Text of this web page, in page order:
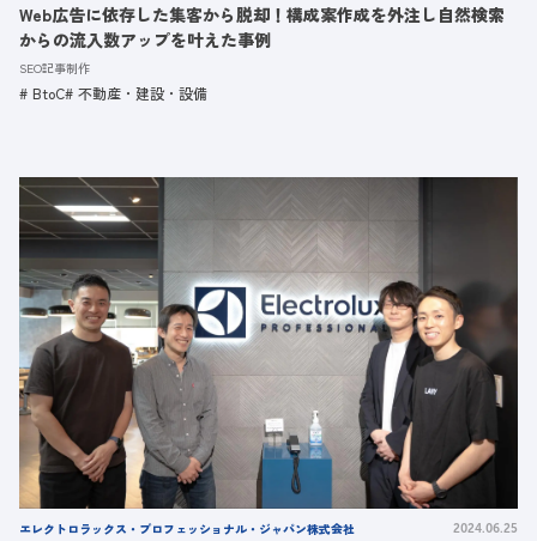
Web広告に依存した集客から脱却！構成案作成を外注し自然検索
からの流入数アップを叶えた事例
SEO記事制作
BtoC 不動産・建設・設備
エレクトロラックス・プロフェッショナル・ジャパン株式会社 2024.06.25